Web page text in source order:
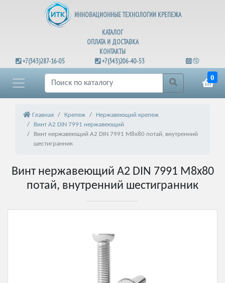
ИННОВАЦИОННЫЕ ТЕХНОЛОГИИ КРЕПЕЖА
КАТАЛОГ
ОПЛАТА И ДОСТАВКА
КОНТАКТЫ
+7(343)287-16-05
+7(343)206-40-53
0
Главная Крепеж
Нержавеющий крепеж
Винт А2 DIN 7991 нержавеющий
Винт нержавеющий А2 DIN 7991 М8х80 потай, внутренний
шестигранник
Винт нержавеющий А2 DIN 7991 М8х80
потай, внутренний шестигранник